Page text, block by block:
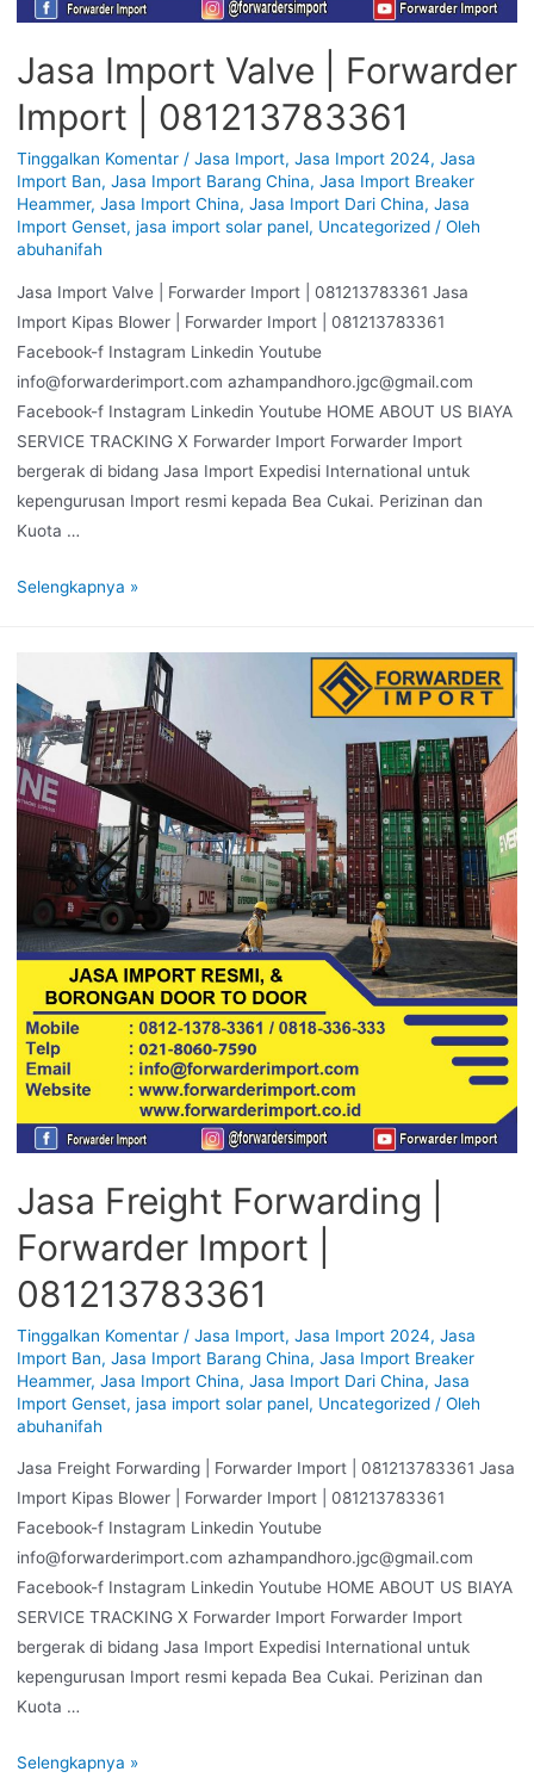
Jasa Import Valve | Forwarder
Import | 081213783361
Tinggalkan Komentar / Jasa Import, Jasa Import 2024, Jasa
Import Ban, Jasa Import Barang China, Jasa Import Breaker
Heammer, Jasa Import China, Jasa Import Dari China, Jasa
Import Genset, jasa import solar panel, Uncategorized/ Oleh
abuhanifah
Jasa Import Valve | Forwarder Import | 081213783361 Jasa
Import Kipas Blower | Forwarder Import | 081213783361
Facebook-f Instagram Linkedin Youtube
info@forwarderimport.com azhampandhoro.jgc@gmail.com
Facebook-f Instagram Linkedin Youtube HOME ABOUT US BIAYA
SERVICE TRACKING X Forwarder Import Forwarder Import
bergerak di bidang Jasa Import Expedisi International untuk
kepengurusan Import resmi kepada Bea Cukai. Perizinan dan
Kuota …
Selengkapnya »
Jasa Freight Forwarding |
Forwarder Import |
081213783361
Tinggalkan Komentar / Jasa Import, Jasa Import 2024, Jasa
Import Ban, Jasa Import Barang China, Jasa Import Breaker
Heammer, Jasa Import China, Jasa Import Dari China, Jasa
Import Genset, jasa import solar panel, Uncategorized/ Oleh
abuhanifah
Jasa Freight Forwarding | Forwarder Import | 081213783361 Jasa
Import Kipas Blower | Forwarder Import | 081213783361
Facebook-f Instagram Linkedin Youtube
info@forwarderimport.com azhampandhoro.jgc@gmail.com
Facebook-f Instagram Linkedin Youtube HOME ABOUT US BIAYA
SERVICE TRACKING X Forwarder Import Forwarder Import
bergerak di bidang Jasa Import Expedisi International untuk
kepengurusan Import resmi kepada Bea Cukai. Perizinan dan
Kuota …
Selengkapnya »